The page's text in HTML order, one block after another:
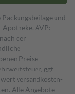
und
AVP:
der
Preise
ggf.
versand­kosten­
Alle Angebote